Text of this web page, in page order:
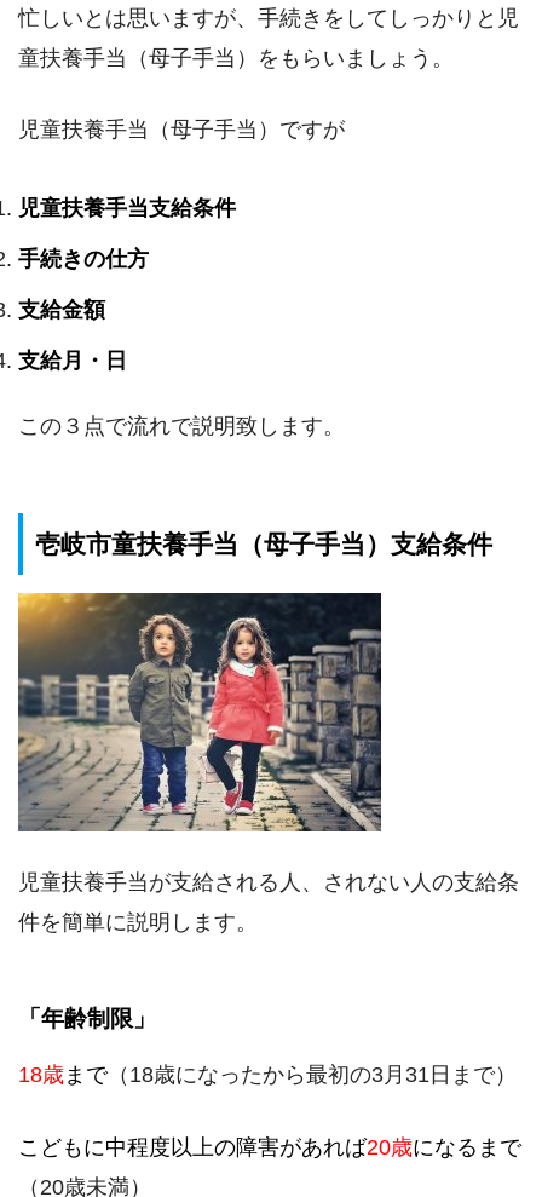
忙しいとは思いますが、手続きをしてしっかりと児
童扶養手当（母子手当）をもらいましょう。
児童扶養手当（母子手当）ですが
児童扶養手当支給条件
手続きの仕方
支給金額
支給月・日
この３点で流れで説明致します。
壱岐市童扶養手当（母子手当）支給条件
児童扶養手当が支給される人、されない人の支給条
件を簡単に説明します。
「年齢制限」
18歳まで（18歳になったから最初の3月31日まで）
こどもに中程度以上の障害があれば20歳になるまで
（20歳未満）